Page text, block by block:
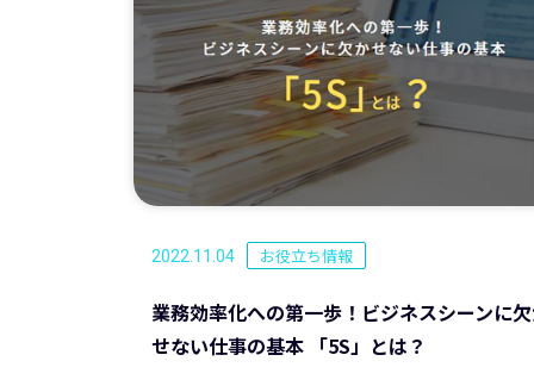
2022.11.04 お役立ち情報
業務効率化への第一歩！ビジネスシーンに
せない仕事の基本 「5S」とは？